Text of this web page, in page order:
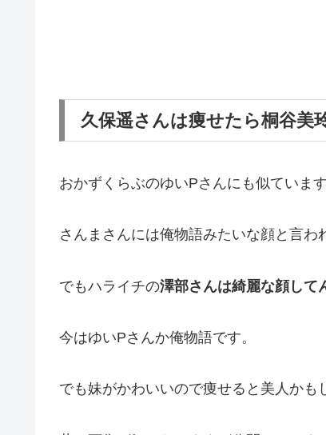
久保遥さんは痩せたら桐谷美
おかずくらぶのゆいPさんにも似ています
さんまさんには俺物語みたいな顔と言わ
でもハライチの澤部さんは綺麗な顔して
今はゆいPさんか俺物語です。
でも妹がかわいいので痩せると美人かも